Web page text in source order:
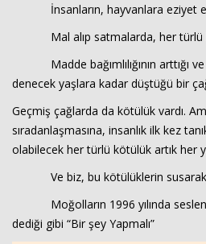
İnsanların, hayvanlara eziyet
Mal alıp satmalarda, her türlü
Madde bağımlılığının arttığı ve
denecek yaşlara kadar düştüğü bir
Geçmiş çağlarda da kötülük vardı.
sıradanlaşmasına, insanlık ilk kez
olabilecek her türlü kötülük artık her
Ve biz, bu kötülüklerin susarak
Moğolların 1996 yılında
dediği gibi “Bir şey Yapmalı”